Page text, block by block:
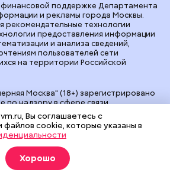
Москва" (18+) зарегистрировано
по надзору в сфере связи,
и массовых коммуникаций
о регистрации ЭЛ № ФС 77 -
АО "Редакция газеты
редакторvm.ru
Адрес редакции: 127015, г.Москва,
2. Телефон:
+7(499)557-04-24
. Почта для связи с редакцией сайта:
поддержке Департамента
и рекламы города Москвы.
рекомендательные технологии
предоставления информации
и анализа сведений,
пользователей сети
на территории Российской
Вы соглашаетесь с
файлов cookie, которые указаны в
Хорошо